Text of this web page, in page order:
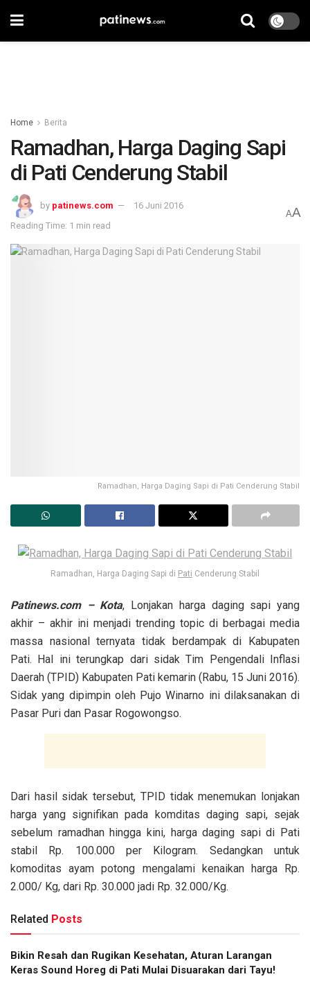
Home Berita
Ramadhan, Harga Daging Sapi
di Pati Cenderung Stabil
by patinews.com
16 Juni 2016
Reading Time: 1 min read
AA
Ramadhan, Harga Daging Sapi di Pati Cenderung Stabil
Ramadhan, Harga Daging Sapi di Pati Cenderung Stabil
Patinews.com – Kota, Lonjakan harga daging sapi yang
akhir – akhir ini menjadi trending topic di berbagai media
massa nasional ternyata tidak berdampak di Kabupaten
Pati. Hal ini terungkap dari sidak Tim Pengendali Inflasi
Daerah (TPID) Kabupaten Pati kemarin (Rabu, 15 Juni 2016).
Sidak yang dipimpin oleh Pujo Winarno ini dilaksanakan di
Pasar Puri dan Pasar Rogowongso.
Dari hasil sidak tersebut, TPID tidak menemukan lonjakan
harga yang signifikan pada komditas daging sapi, sejak
sebelum ramadhan hingga kini, harga daging sapi di Pati
stabil Rp. 100.000 per Kilogram. Sedangkan untuk
komoditas ayam potong mengalami kenaikan harga Rp.
2.000/ Kg, dari Rp. 30.000 jadi Rp. 32.000/Kg.
Related Posts
Bikin Resah dan Rugikan Kesehatan, Aturan Larangan
Keras Sound Horeg di Pati Mulai Disuarakan dari Tayu!